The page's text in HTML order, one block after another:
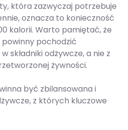
która zazwyczaj potrzebuje
oznacza to konieczność
kalorii. Warto pamiętać, że
pochodzić
składniki odżywcze, a nie z
żywności.
być zbilansowana i
z których kluczowe